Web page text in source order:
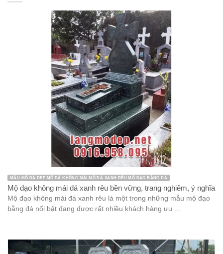
MẪU MỘ ĐÁ ĐẸP MỘ ĐÁ KHÔNG MÁI MỘ ĐÁ XANH RÊU MỘ ĐẠO BẰNG ĐÁ
Mộ đạo không mái đá xanh rêu bền vững, trang nghiêm, ý nghĩa
Mộ đạo không mái đá xanh rêu là một trong những mẫu mộ đạo
bằng đá nổi bật đang được rất nhiều khách hàng ưu ...